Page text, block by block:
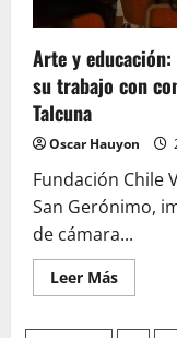
Arte y
su trabajo con
Talcuna
Oscar Hauyon
Fundación Chile
San Gerónimo,
de cámara...
Leer MásLeer
más